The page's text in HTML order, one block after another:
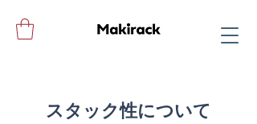
​スタック性について